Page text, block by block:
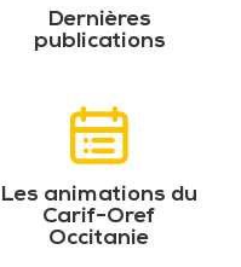
Dernières
publications
Les animations du
Carif-Oref
Occitanie